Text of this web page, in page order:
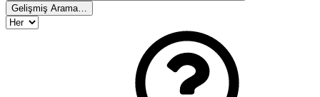
Gelişmiş Arama…